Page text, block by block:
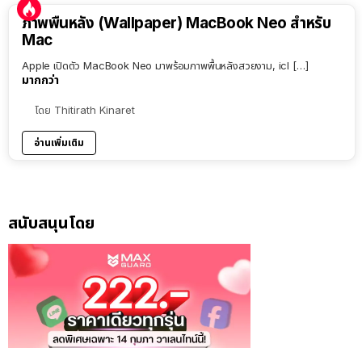
ภาพพื้นหลัง (Wallpaper) MacBook Neo สำหรับ
Mac
Apple เปิดตัว MacBook Neo มาพร้อมภาพพื้นหลังสวยงาม, icl […]
มากกว่า
โดย Thitirath Kinaret
อ่านเพิ่มเติม
สนับสนุนโดย